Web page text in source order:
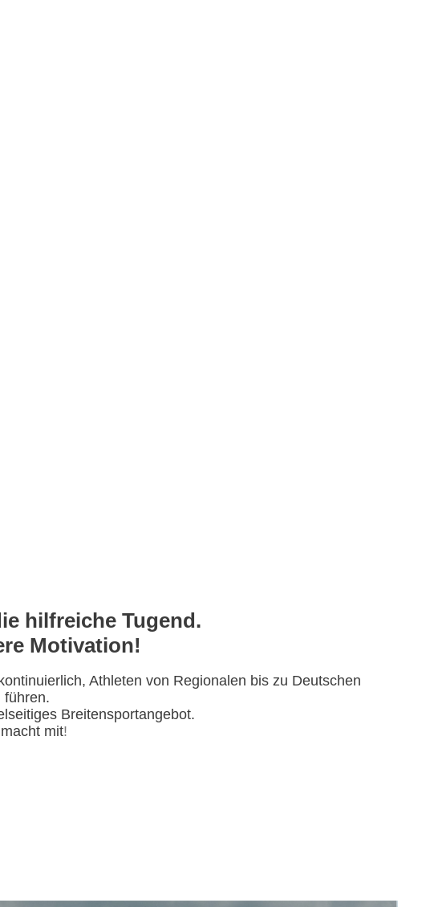
hilfreiche Tugend.
Motivation!
Athleten von Regionalen bis zu Deutschen
führen.
Breitensportangebot.
mit!